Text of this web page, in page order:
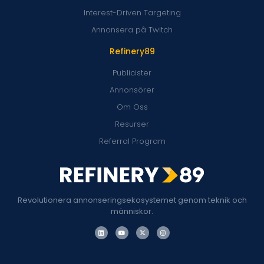
Revolutionera annonseringsekosystemet genom teknik och
människor.
Refinery89
Publicister
Annonsörer
Om Oss
Resurser
Referral Program
Interest-Driven Targeting
Annonsera på Twitch